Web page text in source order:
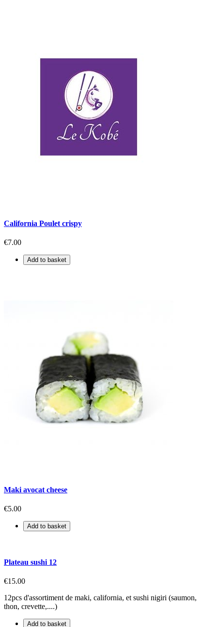
California Poulet crispy
€7.00
Add to basket
Maki avocat cheese
€5.00
Add to basket
Plateau sushi 12
€15.00
12pcs d'assortiment de maki, california, et sushi nigiri (saumon,
thon, crevette,....)
Add to basket